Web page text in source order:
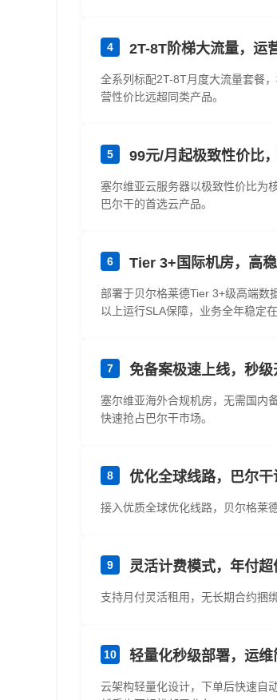
4 2T-8T阶梯大流量，运
全系列标配2T-8T月度大流量套餐
营性价比远超同类产品。
5 99元/月起极致性价比
塞尔维亚云服务器以极致性价比为
巴尔干的首选云产品。
6 Tier 3+国际机房，高
部署于贝尔格莱德Tier 3+级高端数
以上运行SLA保障，业务全年稳定在
7 免备案极速上线，秒级
塞尔维亚海外合规机房，无需国内
快速抢占巴尔干市场。
8 优化全球线路，巴尔
接入优质全球优化线路，贝尔格莱
9 灵活计费模式，年付超
支持月付灵活租用，无长期合约捆
10 轻量化秒级部署，运维
云架构轻量化设计，下单后快速自